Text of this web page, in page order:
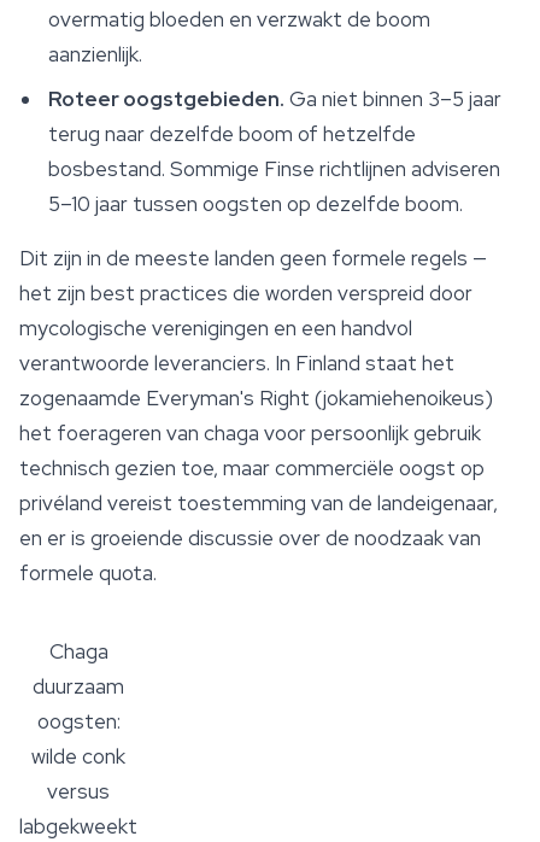
overmatig bloeden en verzwakt de boom
aanzienlijk.
Roteer oogstgebieden. Ga niet binnen 3–5 jaar
terug naar dezelfde boom of hetzelfde
bosbestand. Sommige Finse richtlijnen adviseren
5–10 jaar tussen oogsten op dezelfde boom.
Dit zijn in de meeste landen geen formele regels —
het zijn best practices die worden verspreid door
mycologische verenigingen en een handvol
verantwoorde leveranciers. In Finland staat het
zogenaamde Everyman's Right (jokamiehenoikeus)
het foerageren van chaga voor persoonlijk gebruik
technisch gezien toe, maar commerciële oogst op
privéland vereist toestemming van de landeigenaar,
en er is groeiende discussie over de noodzaak van
formele quota.
Chaga
duurzaam
oogsten:
wilde conk
versus
labgekweekt